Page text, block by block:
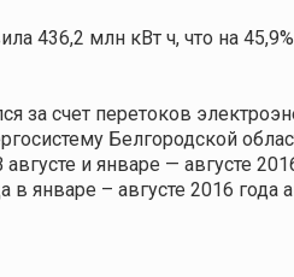
436,2 млн кВт ч, что на
за счет перетоков
Белгородской
и январе — августе
в январе – августе 2016 года